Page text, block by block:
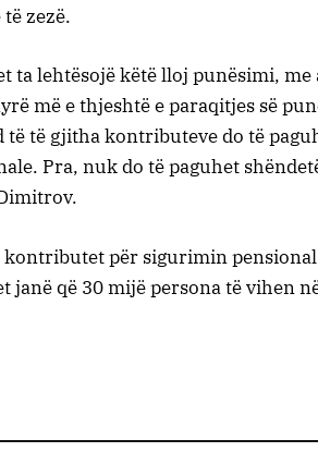
zezë.
ta lehtësojë këtë lloj punësimi, me
më e thjeshtë e paraqitjes së
të të gjitha kontributeve do të
Pra, nuk do të paguhet
për sigurimin pensional
janë që 30 mijë persona të vihen